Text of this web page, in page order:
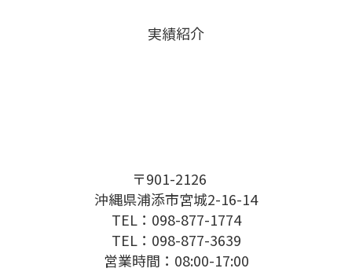
実績紹介
〒901-2126
沖縄県浦添市宮城2-16-14
TEL：098-877-1774
TEL：098-877-3639
営業時間：08:00-17:00